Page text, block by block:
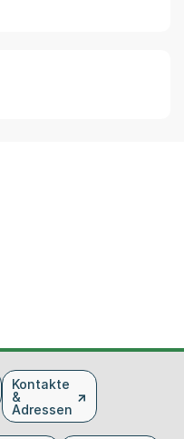
Kontakte
&
Adressen